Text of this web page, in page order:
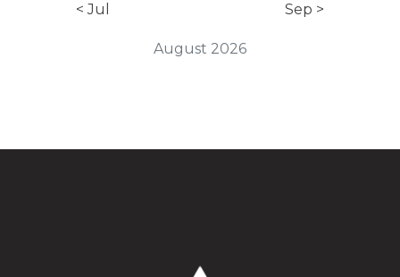
August 2026
< Jul
Sep >